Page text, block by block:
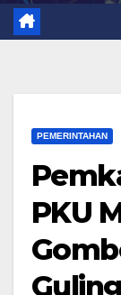
PEMERINTAHAN
PKU